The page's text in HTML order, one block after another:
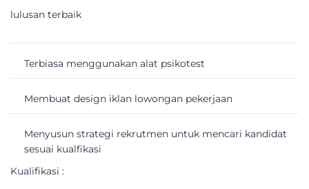
lulusan terbaik
Terbiasa menggunakan alat psikotest
Membuat design iklan lowongan pekerjaan
Menyusun strategi rekrutmen untuk mencari kandidat
sesuai kualfikasi
Kualifikasi :